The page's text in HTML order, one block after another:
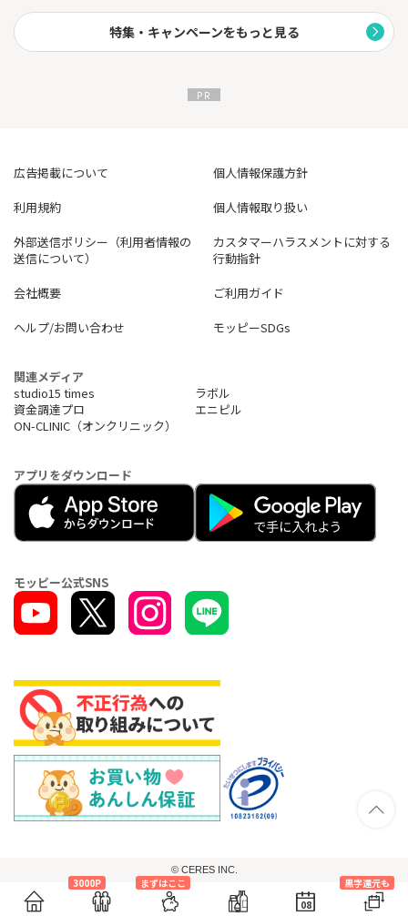
3000P まずはここ
08
黒字還元も
特集・キャンペーンをもっと見る
広告掲載について
個人情報保護方針
利用規約
個人情報取り扱い
外部送信ポリシー（利用者情報の
送信について）
カスタマーハラスメントに対する
行動指針
会社概要
ご利用ガイド
ヘルプ/お問い合わせ
モッピーSDGs
関連メディア
studio15 times
ラボル
資金調達プロ
エニピル
ON-CLINIC（オンクリニック）
アプリをダウンロード
モッピー公式SNS
© CERES INC.